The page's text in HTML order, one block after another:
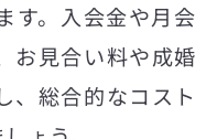
す。入会金や月会
お見合い料や成婚
、総合的なコスト